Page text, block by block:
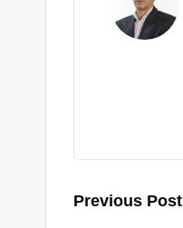
Post
Previous Post